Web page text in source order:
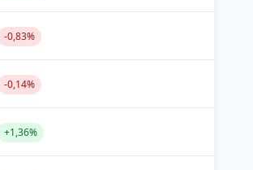
-0,83%
-0,14%
+1,36%